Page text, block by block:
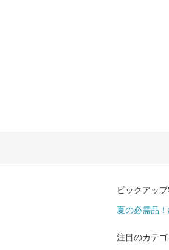
ピックアッ
夏の必需品
注目のカテゴ